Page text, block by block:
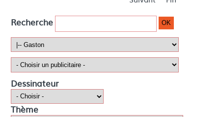
Recherche OK
Dessinateur
Thème